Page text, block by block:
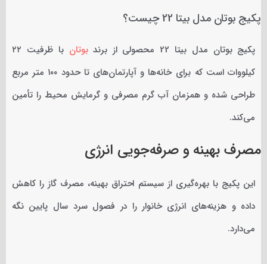
پکیج بوتان مدل بیتا 22 چیست؟
پکیج بوتان مدل بیتا 22 محصولی از برند بوتان
با ظرفیت ۲۲
کیلووات است که برای خانه‌ها و آپارتمان‌های تا حدود ۱۰۰ متر مربع
طراحی شده و همزمان آب گرم مصرفی و گرمایش محیط را تأمین
می‌کند.
مصرف بهینه و صرفه‌جویی انرژی
این پکیج با بهره‌گیری از سیستم احتراق بهینه، مصرف گاز را کاهش
داده و هزینه‌های انرژی خانوار را در فصول سرد سال پایین نگه
می‌دارد.